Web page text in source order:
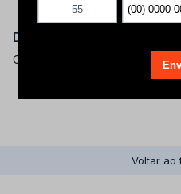
Descrição do produto
Camiseta Feminina Desenhos
Voltar ao